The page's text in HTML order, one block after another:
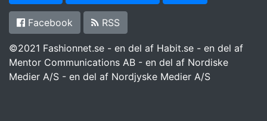
Facebook RSS
©2021 Fashionnet.se - en del af Habit.se - en del af
Mentor Communications AB - en del af Nordiske
Medier A/S - en del af Nordjyske Medier A/S